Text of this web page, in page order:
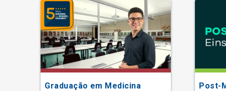
Graduação em Medicina Post-